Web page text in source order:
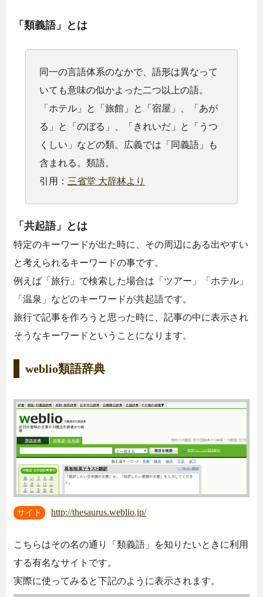
「類義語」とは
同一の言語体系のなかで、語形は異なって
いても意味の似かよった二つ以上の語。
「ホテル」と「旅館」と「宿屋」、「あが
る」と「のぼる」、「きれいだ」と「うつ
くしい」などの類。広義では「同義語」も
含まれる。類語。
引用： 三省堂 大辞林より
「共起語」とは
特定のキーワードが出た時に、その周辺にある出やすい
と考えられるキーワードの事です。
例えば「旅行」で検索した場合は「ツアー」「ホテル」
「温泉」などのキーワードが共起語です。
旅行で記事を作ろうと思った時に、記事の中に表示され
そうなキーワードということになります。
weblio類語辞典
サイト http://thesaurus.weblio.jp/
こちらはその名の通り「類義語」を知りたいときに利用
する有名なサイトです。
実際に使ってみると下記のように表示されます。